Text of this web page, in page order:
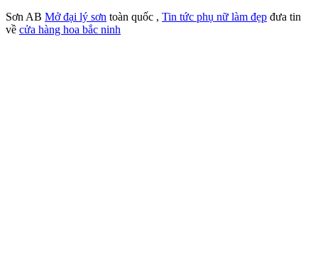
Sơn AB Mở đại lý sơn toàn quốc , Tin tức phụ nữ làm đẹp đưa tin
về cửa hàng hoa bắc ninh